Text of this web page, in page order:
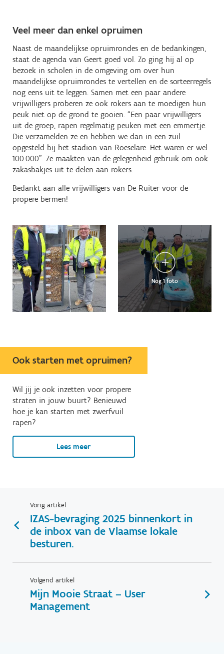
Veel meer dan enkel opruimen
Naast de maandelijkse opruimrondes en de bedankingen,
staat de agenda van Geert goed vol. Zo ging hij al op
bezoek in scholen in de omgeving om over hun
maandelijkse opruimrondes te vertellen en de sorteerregels
nog eens uit te leggen. Samen met een paar andere
vrijwilligers proberen ze ook rokers aan te moedigen hun
peuk niet op de grond te gooien. “Een paar vrijwilligers
uit de groep, rapen regelmatig peuken met een emmertje.
Die verzamelden ze en hebben we dan in een zuil
opgesteld bij het stadion van Roeselare. Het waren er wel
100.000”. Ze maakten van de gelegenheid gebruik om ook
zakasbakjes uit te delen aan rokers.
Bedankt aan alle vrijwilligers van De Ruiter voor de
propere bermen!
Nog 1 foto
Ook starten met opruimen?
Wil jij je ook inzetten voor propere
straten in jouw buurt? Benieuwd
hoe je kan starten met zwerfvuil
rapen?
Lees meer
Vorig artikel
IZAS-bevraging 2025 binnenkort in
de inbox van de Vlaamse lokale
besturen.
Volgend artikel
Mijn Mooie Straat – User
Management